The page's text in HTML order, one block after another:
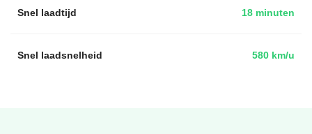
Snel laadtijd 18 minuten
Snel laadsnelheid 580 km/u